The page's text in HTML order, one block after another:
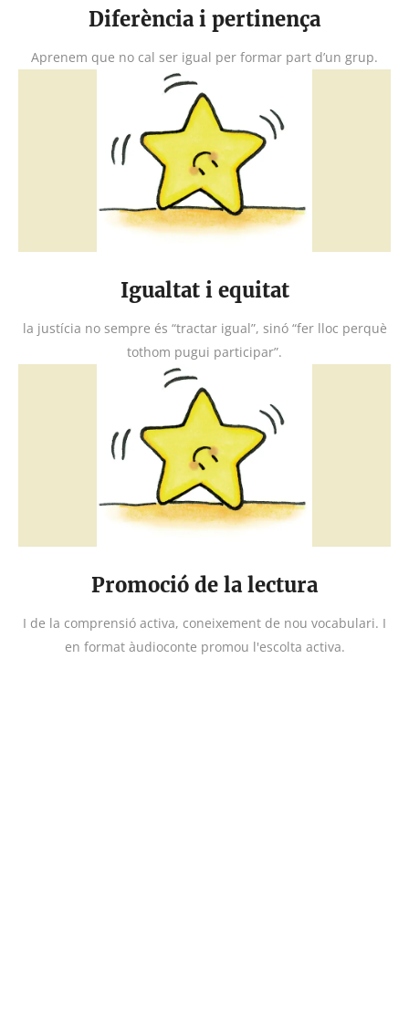
Diferència i pertinença
Aprenem que no cal ser igual per formar part d’un grup.
Igualtat i equitat
la justícia no sempre és “tractar igual”, sinó “fer lloc perquè
tothom pugui participar”.
Promoció de la lectura
I de la comprensió activa, coneixement de nou vocabulari. I
en format àudioconte promou l'escolta activa.